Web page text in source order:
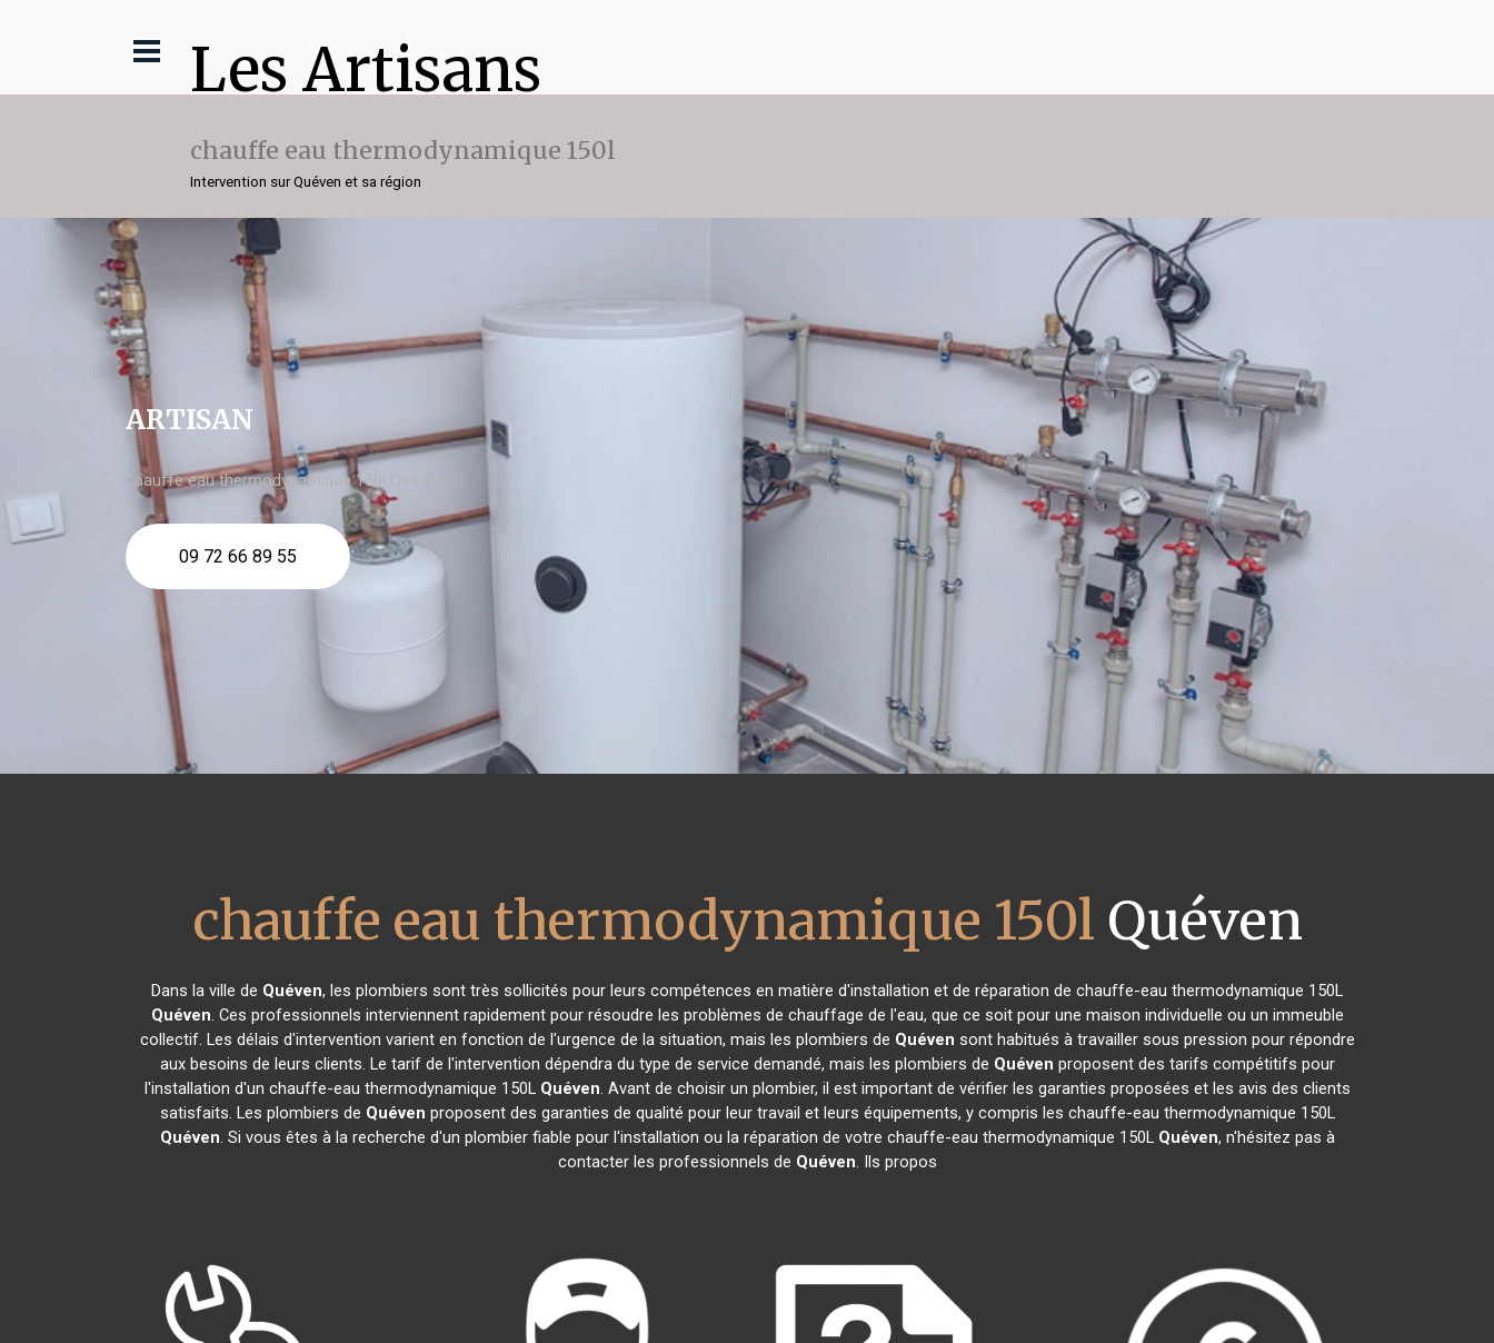
Les Artisans
chauffe eau thermodynamique 150l
Intervention sur Quéven et sa région
ARTISAN
chauffe eau thermodynamique 150l Quéven
09 72 66 89 55
chauffe eau thermodynamique 150l Quéven
Dans la ville de Quéven, les plombiers sont très sollicités pour leurs compétences en matière d'installation et de réparation de chauffe-eau thermodynamique 150L
Quéven. Ces professionnels interviennent rapidement pour résoudre les problèmes de chauffage de l'eau, que ce soit pour une maison individuelle ou un immeuble
collectif. Les délais d'intervention varient en fonction de l'urgence de la situation, mais les plombiers de Quéven sont habitués à travailler sous pression pour répondre
aux besoins de leurs clients. Le tarif de l'intervention dépendra du type de service demandé, mais les plombiers de Quéven proposent des tarifs compétitifs pour
l'installation d'un chauffe-eau thermodynamique 150L Quéven. Avant de choisir un plombier, il est important de vérifier les garanties proposées et les avis des clients
satisfaits. Les plombiers de Quéven proposent des garanties de qualité pour leur travail et leurs équipements, y compris les chauffe-eau thermodynamique 150L
Quéven. Si vous êtes à la recherche d'un plombier fiable pour l'installation ou la réparation de votre chauffe-eau thermodynamique 150L Quéven, n'hésitez pas à
contacter les professionnels de Quéven. Ils propos